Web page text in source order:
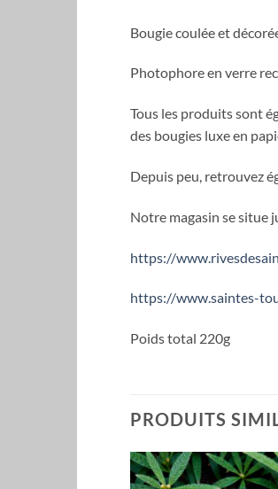
Bougie coulée et
Photophore en verre
Tous les produits sont
des bougies luxe en
Depuis peu, retrouvez
Notre magasin se situe
https://
https://www.saintes-
Poids total 220g
PRODUITS